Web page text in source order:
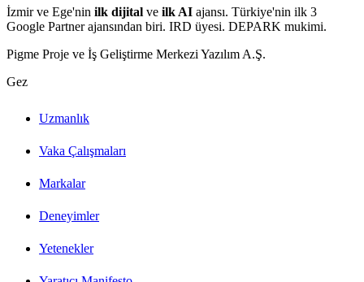
İzmir ve Ege'nin ilk dijital ve ilk AI ajansı. Türkiye'nin ilk 3
Google Partner ajansından biri. IRD üyesi. DEPARK mukimi.
Pigme Proje ve İş Geliştirme Merkezi Yazılım A.Ş.
Gez
Uzmanlık
Vaka Çalışmaları
Markalar
Deneyimler
Yetenekler